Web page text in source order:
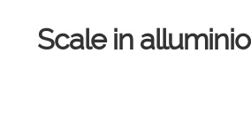
Vai
alla
Vai
al
Scale in alluminio